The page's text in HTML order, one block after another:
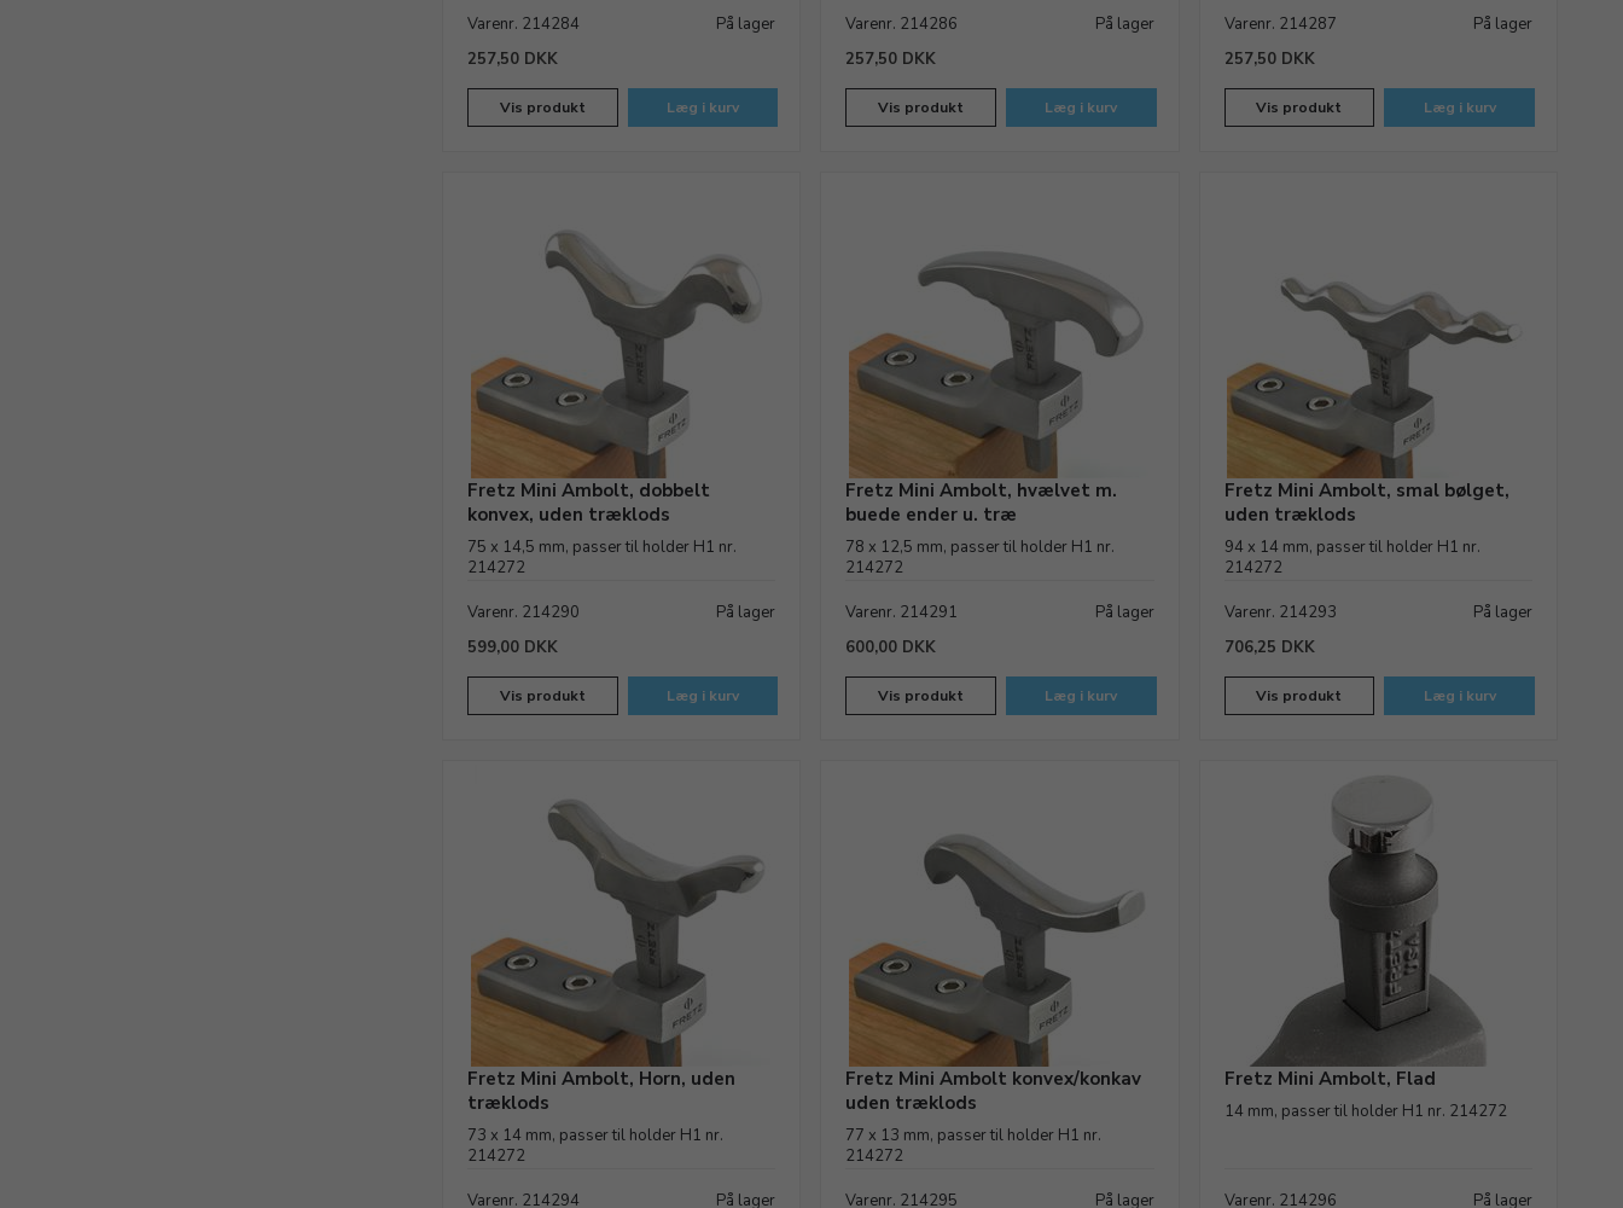
Varenr. 214284
På lager
257,50 DKK
Vis produkt Læg i kurv
Varenr. 214286
På lager
257,50 DKK
Vis produkt Læg i kurv
Varenr. 214287
På lager
257,50 DKK
Vis produkt Læg i kurv
Fretz Mini Ambolt, dobbelt
konvex, uden træklods
75 x 14,5 mm, passer til holder H1 nr.
214272
Varenr. 214290
På lager
599,00 DKK
Vis produkt Læg i kurv
Fretz Mini Ambolt, hvælvet m.
buede ender u. træ
78 x 12,5 mm, passer til holder H1 nr.
214272
Varenr. 214291
På lager
600,00 DKK
Vis produkt Læg i kurv
Fretz Mini Ambolt, smal bølget,
uden træklods
94 x 14 mm, passer til holder H1 nr.
214272
Varenr. 214293
På lager
706,25 DKK
Vis produkt Læg i kurv
Fretz Mini Ambolt, Horn, uden
træklods
73 x 14 mm, passer til holder H1 nr.
214272
Varenr. 214294 På lager
Fretz Mini Ambolt konvex/konkav
uden træklods
77 x 13 mm, passer til holder H1 nr.
214272
Varenr. 214295 På lager
Fretz Mini Ambolt, Flad
14 mm, passer til holder H1 nr. 214272
Varenr. 214296 På lager